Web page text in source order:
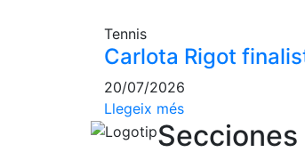
Tennis
Carlota Rigot
20/07/2026
Llegeix més
Secciones